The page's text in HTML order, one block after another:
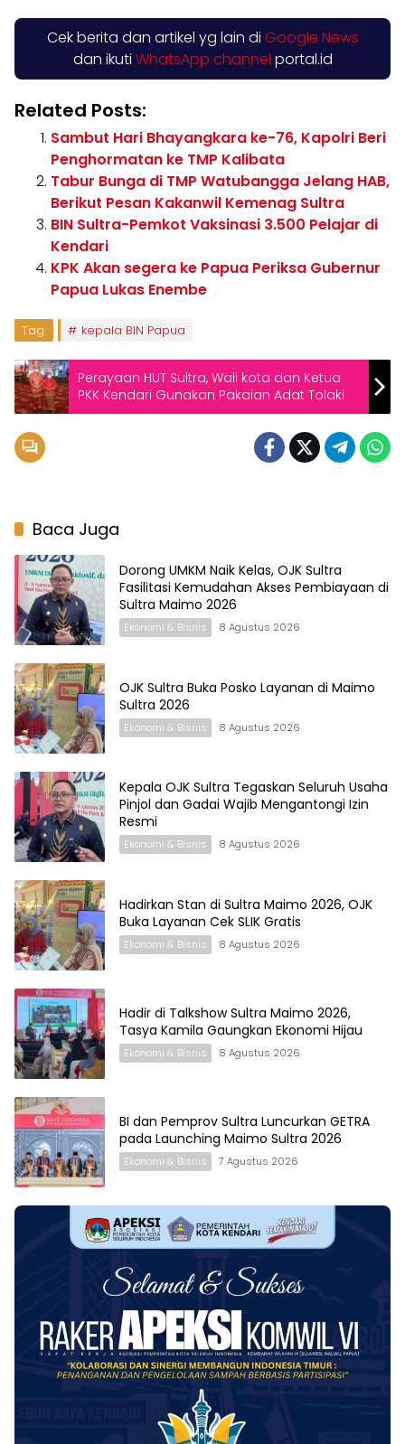
Cek berita dan artikel yg lain di Google News
dan ikuti WhatsApp channel portal.id
Related Posts:
Sambut Hari Bhayangkara ke-76, Kapolri Beri
Penghormatan ke TMP Kalibata
Tabur Bunga di TMP Watubangga Jelang HAB,
Berikut Pesan Kakanwil Kemenag Sultra
BIN Sultra-Pemkot Vaksinasi 3.500 Pelajar di
Kendari
KPK Akan segera ke Papua Periksa Gubernur
Papua Lukas Enembe
Tag: kepala BIN Papua
Perayaan HUT Sultra, Wali kota dan Ketua
PKK Kendari Gunakan Pakaian Adat Tolaki
Baca Juga
Dorong UMKM Naik Kelas, OJK Sultra
Fasilitasi Kemudahan Akses Pembiayaan di
Sultra Maimo 2026
Ekonomi & Bisnis 8 Agustus 2026
OJK Sultra Buka Posko Layanan di Maimo
Sultra 2026
Ekonomi & Bisnis 8 Agustus 2026
Kepala OJK Sultra Tegaskan Seluruh Usaha
Pinjol dan Gadai Wajib Mengantongi Izin
Resmi
Ekonomi & Bisnis 8 Agustus 2026
Hadirkan Stan di Sultra Maimo 2026, OJK
Buka Layanan Cek SLIK Gratis
Ekonomi & Bisnis 8 Agustus 2026
Hadir di Talkshow Sultra Maimo 2026,
Tasya Kamila Gaungkan Ekonomi Hijau
Ekonomi & Bisnis 8 Agustus 2026
BI dan Pemprov Sultra Luncurkan GETRA
pada Launching Maimo Sultra 2026
Ekonomi & Bisnis 7 Agustus 2026